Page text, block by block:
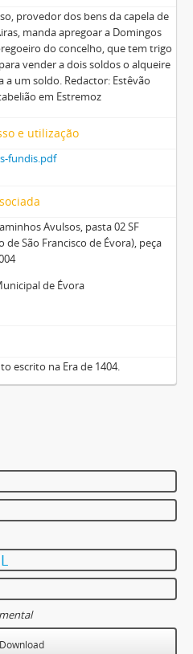
provedor dos bens da capela de
manda apregoar a Domingos
do concelho, que tem trigo
vender a dois soldos o alqueire
a um soldo. Redactor: Estêvão
em Estremoz
e utilização
fundis.pdf
Avulsos, pasta 02 SF
de São Francisco de Évora), peça
de Évora
escrito na Era de 1404.
Download